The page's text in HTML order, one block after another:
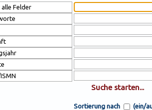
Sortierung nach (ein/